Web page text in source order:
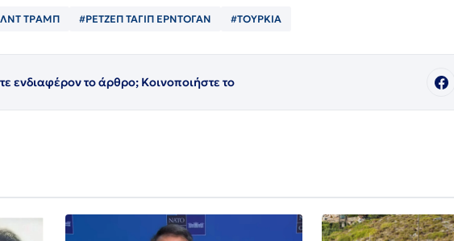
ΤΡΑΜΠ #ΡΕΤΖΕΠ ΤΑΓΙΠ ΕΡΝΤΟΓΑΝ #ΤΟΥΡΚΙΑ
ενδιαφέρον το άρθρο; Κοινοποιήστε το